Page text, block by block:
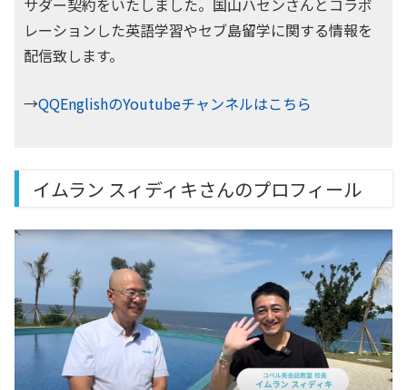
サダー契約をいたしました。国山ハセンさんとコラボ
レーションした英語学習やセブ島留学に関する情報を
配信致します。
→QQEnglishのYoutubeチャンネルはこちら
イムラン スィディキさんのプロフィール